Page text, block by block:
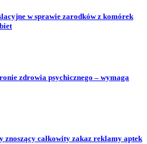
w sprawie zarodków z komórek
zdrowia psychicznego – wymaga
znoszący całkowity zakaz reklamy aptek